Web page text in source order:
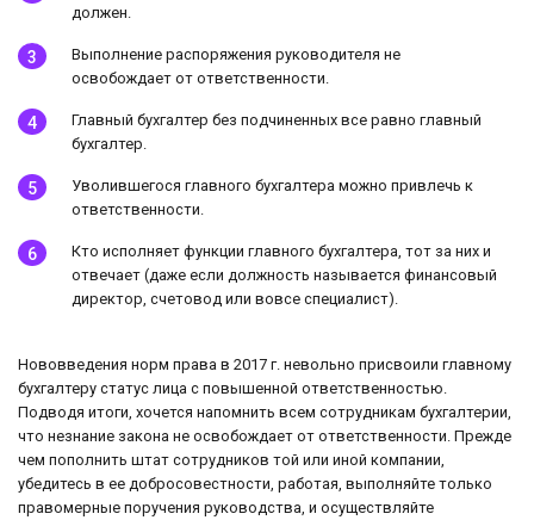
должен.
Выполнение распоряжения руководителя не
освобождает от ответственности.
Главный бухгалтер без подчиненных все равно главный
бухгалтер.
Уволившегося главного бухгалтера можно привлечь к
ответственности.
Кто исполняет функции главного бухгалтера, тот за них и
отвечает (даже если должность называется финансовый
директор, счетовод или вовсе специалист).
Нововведения норм права в 2017 г. невольно присвоили главному
бухгалтеру статус лица с повышенной ответственностью.
Подводя итоги, хочется напомнить всем сотрудникам бухгалтерии,
что незнание закона не освобождает от ответственности. Прежде
чем пополнить штат сотрудников той или иной компании,
убедитесь в ее добросовестности, работая, выполняйте только
правомерные поручения руководства, и осуществляйте